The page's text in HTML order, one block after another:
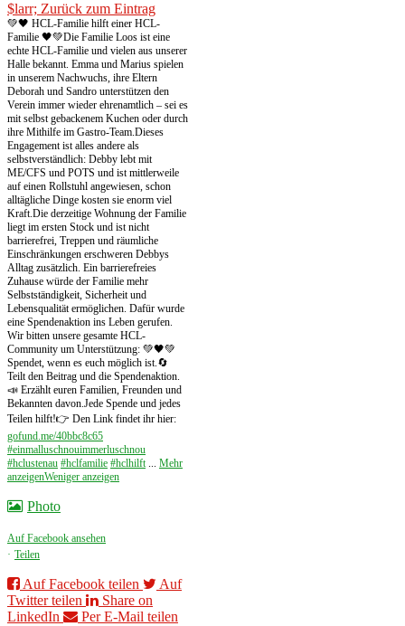
$larr; Zurück zum Eintrag
💚🖤 HCL-Familie hilft einer HCL-
Familie 🖤💚Die Familie Loos ist eine
echte HCL-Familie und vielen aus unserer
Halle bekannt. Emma und Marius spielen
in unserem Nachwuchs, ihre Eltern
Deborah und Sandro unterstützen den
Verein immer wieder ehrenamtlich – sei es
mit selbst gebackenem Kuchen oder durch
ihre Mithilfe im Gastro-Team.Dieses
Engagement ist alles andere als
selbstverständlich: Debby lebt mit
ME/CFS und POTS und ist mittlerweile
auf einen Rollstuhl angewiesen, schon
alltägliche Dinge kosten sie enorm viel
Kraft.Die derzeitige Wohnung der Familie
liegt im ersten Stock und ist nicht
barrierefrei, Treppen und räumliche
Einschränkungen erschweren Debbys
Alltag zusätzlich. Ein barrierefreies
Zuhause würde der Familie mehr
Selbstständigkeit, Sicherheit und
Lebensqualität ermöglichen. Dafür wurde
eine Spendenaktion ins Leben gerufen.
Wir bitten unsere gesamte HCL-
Community um Unterstützung: 💚🖤💚
Spendet, wenn es euch möglich ist.🔄
Teilt den Beitrag und die Spendenaktion.
📣 Erzählt euren Familien, Freunden und
Bekannten davon.Jede Spende und jedes
Teilen hilft!👉 Den Link findet ihr hier:
gofund.me/40bbc8c65
#einmalluschnouimmerluschnou
#hclustenau #hclfamilie #hclhilft ... Mehr
anzeigenWeniger anzeigen
Photo
Auf Facebook ansehen
· Teilen
Auf Facebook teilen
Auf
Twitter teilen
Share on
LinkedIn
Per E-Mail teilen